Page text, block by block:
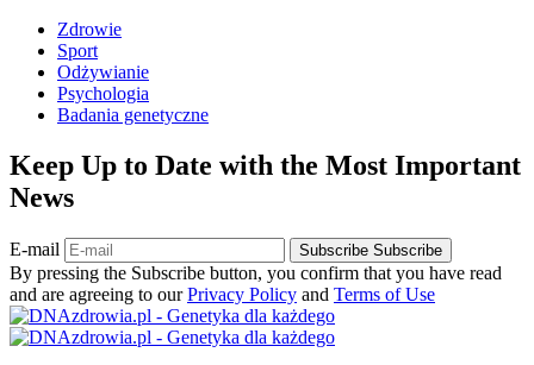
Zdrowie
Sport
Odżywianie
Psychologia
Badania genetyczne
Keep Up to Date with the Most Important
News
E-mail Subscribe Subscribe
By pressing the Subscribe button, you confirm that you have read
and are agreeing to ourPrivacy Policy and Terms of Use